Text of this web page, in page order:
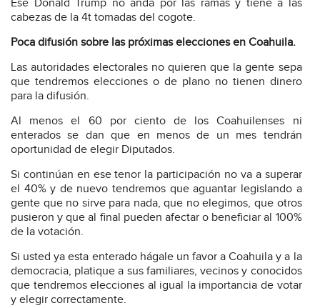
Ese Donald Trump no anda por las ramas y tiene a las
cabezas de la 4t tomadas del cogote.
Poca difusión sobre las próximas elecciones en Coahuila.
Las autoridades electorales no quieren que la gente sepa
que tendremos elecciones o de plano no tienen dinero
para la difusión.
Al menos el 60 por ciento de los Coahuilenses ni
enterados se dan que en menos de un mes tendrán
oportunidad de elegir Diputados.
Si continúan en ese tenor la participación no va a superar
el 40% y de nuevo tendremos que aguantar legislando a
gente que no sirve para nada, que no elegimos, que otros
pusieron y que al final pueden afectar o beneficiar al 100%
de la votación.
Si usted ya esta enterado hágale un favor a Coahuila y a la
democracia, platique a sus familiares, vecinos y conocidos
que tendremos elecciones al igual la importancia de votar
y elegir correctamente.